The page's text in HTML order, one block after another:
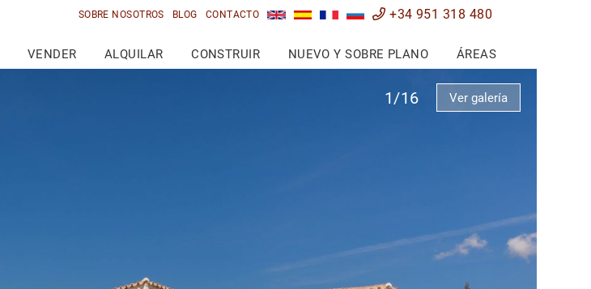
SOBRE NOSOTROS BLOG CONTACTO +34 951 318 480
VENDER ALQUILAR CONSTRUIR NUEVO Y SOBRE PLANO ÁREAS
1/16 Ver galería